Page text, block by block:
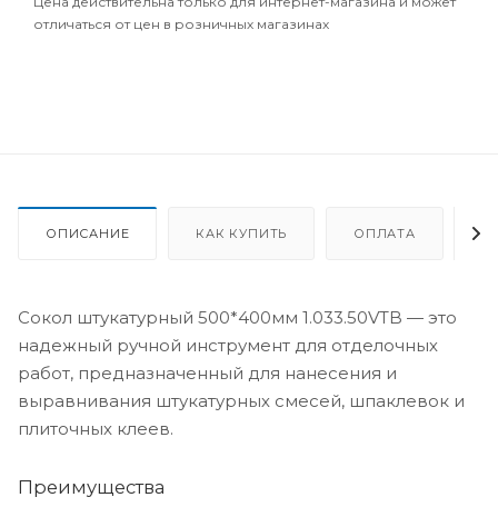
отличаться от цен в розничных магазинах
ОПИСАНИЕ КАК КУПИТЬ ОПЛАТА
Сокол штукатурный 500*400мм 1.033.50VTB — это
надежный ручной инструмент для отделочных
работ, предназначенный для нанесения и
выравнивания штукатурных смесей, шпаклевок и
плиточных клеев.
Преимущества